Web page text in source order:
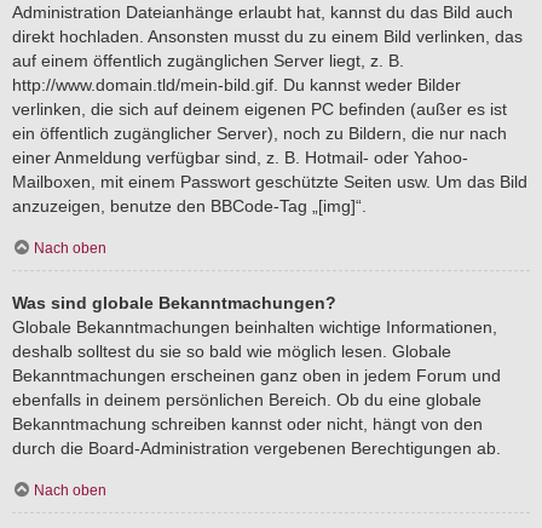
Administration Dateianhänge erlaubt hat, kannst du das Bild auch
direkt hochladen. Ansonsten musst du zu einem Bild verlinken, das
auf einem öffentlich zugänglichen Server liegt, z. B.
http://www.domain.tld/mein-bild.gif. Du kannst weder Bilder
verlinken, die sich auf deinem eigenen PC befinden (außer es ist
ein öffentlich zugänglicher Server), noch zu Bildern, die nur nach
einer Anmeldung verfügbar sind, z. B. Hotmail- oder Yahoo-
Mailboxen, mit einem Passwort geschützte Seiten usw. Um das Bild
anzuzeigen, benutze den BBCode-Tag „[img]“.
Nach oben
Was sind globale Bekanntmachungen?
Globale Bekanntmachungen beinhalten wichtige Informationen,
deshalb solltest du sie so bald wie möglich lesen. Globale
Bekanntmachungen erscheinen ganz oben in jedem Forum und
ebenfalls in deinem persönlichen Bereich. Ob du eine globale
Bekanntmachung schreiben kannst oder nicht, hängt von den
durch die Board-Administration vergebenen Berechtigungen ab.
Nach oben